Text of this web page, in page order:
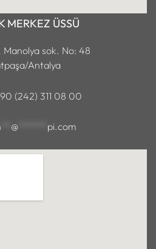
MERKEZ ÜSSÜ
Manolya sok. No: 48
Antalya
(242) 311 08 00
@ pi.com